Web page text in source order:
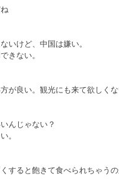
いけど、中国は嫌い。
きない。
が良い。観光にも来て欲しくな
んじゃない？
。
すると飽きて食べられちゃうの